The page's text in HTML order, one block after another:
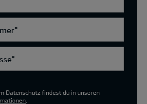
*
*
Datenschutz findest du in unseren